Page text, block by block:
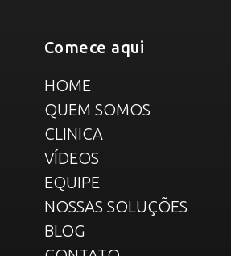
Comece aqui
HOME
QUEM SOMOS
CLINICA
VÍDEOS
EQUIPE
NOSSAS SOLUÇÕES
BLOG